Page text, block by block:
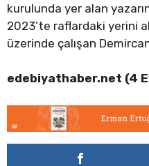
kurulunda yer alan
2023’te raflardaki yerini
üzerinde çalışan
edebiyathaber.net (4